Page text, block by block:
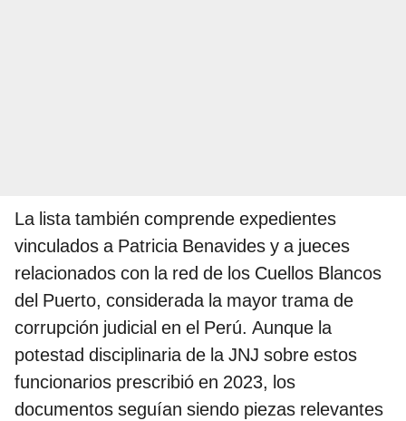
La lista también comprende expedientes
vinculados a Patricia Benavides y a jueces
relacionados con la red de los Cuellos Blancos
del Puerto, considerada la mayor trama de
corrupción judicial en el Perú. Aunque la
potestad disciplinaria de la JNJ sobre estos
funcionarios prescribió en 2023, los
documentos seguían siendo piezas relevantes